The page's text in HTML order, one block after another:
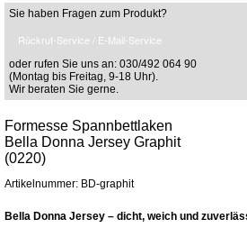
Sie haben Fragen zum Produkt?
Rückruf-Service / E-Mail-Service
oder rufen Sie uns an: 030/492 064 90
(Montag bis Freitag, 9-18 Uhr).
Wir beraten Sie gerne.
Formesse Spannbettlaken
Bella Donna Jersey Graphit
(0220)
Artikelnummer: BD-graphit
Bella Donna Jersey – dicht, weich und